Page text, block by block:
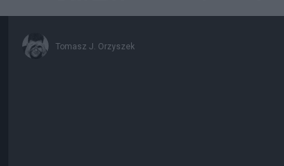
Tomasz J. Orzyszek